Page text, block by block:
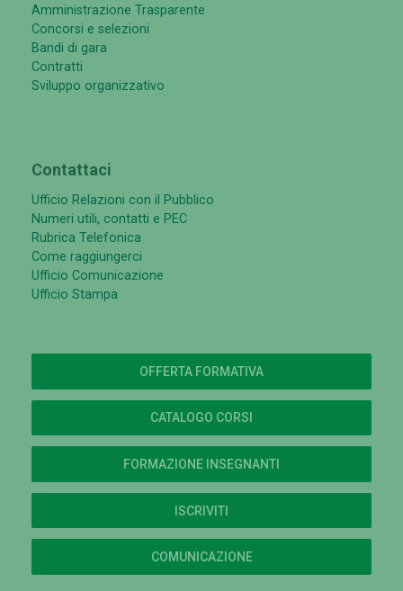
Amministrazione Trasparente
Concorsi e selezioni
Bandi di gara
Contratti
Sviluppo organizzativo
Contattaci
Ufficio Relazioni con il Pubblico
Numeri utili, contatti e PEC
Rubrica Telefonica
Come raggiungerci
Ufficio Comunicazione
Ufficio Stampa
OFFERTA FORMATIVA
CATALOGO CORSI
FORMAZIONE INSEGNANTI
ISCRIVITI
COMUNICAZIONE